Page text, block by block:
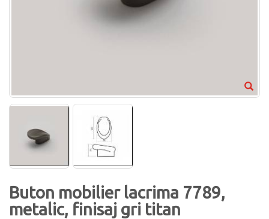
Buton mobilier lacrima 7789,
metalic, finisaj gri titan